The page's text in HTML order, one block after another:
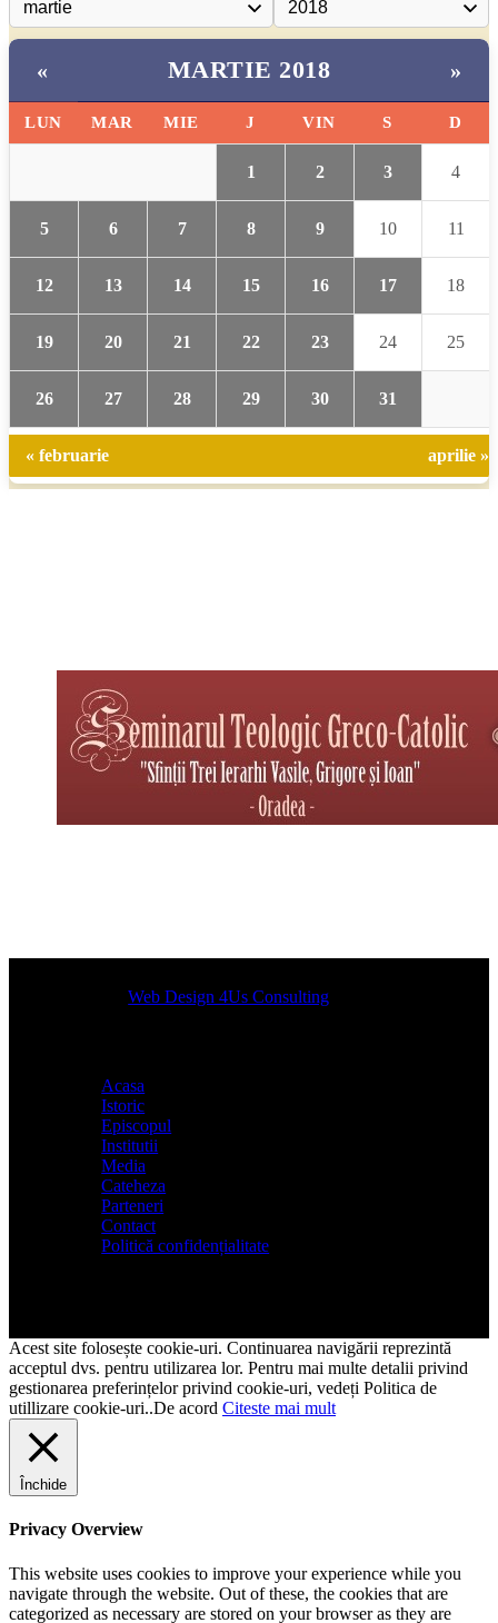
« MARTIE 2018 »
LUN MAR MIE J VIN S D
1 2 3 4
5 6 7 8 9 10 11
12 13 14 15 16 17 18
19 20 21 22 23 24 25
26 27 28 29 30 31
« februarie aprilie »
Designed byWeb Design 4Us Consulting
Acasa
Istoric
Episcopul
Institutii
Media
Cateheza
Parteneri
Contact
Politică confidențialitate
Acest site folosește cookie-uri. Continuarea navigării reprezintă
acceptul dvs. pentru utilizarea lor. Pentru mai multe detalii privind
gestionarea preferințelor privind cookie-uri, vedeți Politica de
utillizare cookie-uri..De acord Citeste mai mult
Închide
Privacy Overview
This website uses cookies to improve your experience while you
navigate through the website. Out of these, the cookies that are
categorized as necessary are stored on your browser as they are